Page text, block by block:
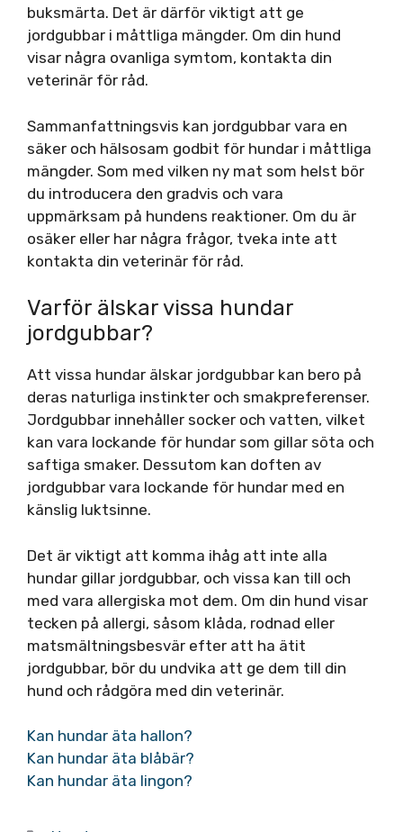
buksmärta. Det är därför viktigt att ge
jordgubbar i måttliga mängder. Om din hund
visar några ovanliga symtom, kontakta din
veterinär för råd.
Sammanfattningsvis kan jordgubbar vara en
säker och hälsosam godbit för hundar i måttliga
mängder. Som med vilken ny mat som helst bör
du introducera den gradvis och vara
uppmärksam på hundens reaktioner. Om du är
osäker eller har några frågor, tveka inte att
kontakta din veterinär för råd.
Varför älskar vissa hundar
jordgubbar?
Att vissa hundar älskar jordgubbar kan bero på
deras naturliga instinkter och smakpreferenser.
Jordgubbar innehåller socker och vatten, vilket
kan vara lockande för hundar som gillar söta och
saftiga smaker. Dessutom kan doften av
jordgubbar vara lockande för hundar med en
känslig luktsinne.
Det är viktigt att komma ihåg att inte alla
hundar gillar jordgubbar, och vissa kan till och
med vara allergiska mot dem. Om din hund visar
tecken på allergi, såsom klåda, rodnad eller
matsmältningsbesvär efter att ha ätit
jordgubbar, bör du undvika att ge dem till din
hund och rådgöra med din veterinär.
Kan hundar äta hallon?
Kan hundar äta blåbär?
Kan hundar äta lingon?